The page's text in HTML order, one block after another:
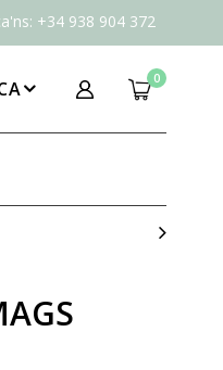
+34 938 904 372
0